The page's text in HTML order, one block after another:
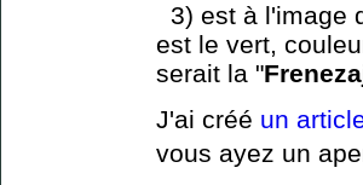
3) est à l'image
est le vert,
serait la "
J'ai créé un
vous ayez un